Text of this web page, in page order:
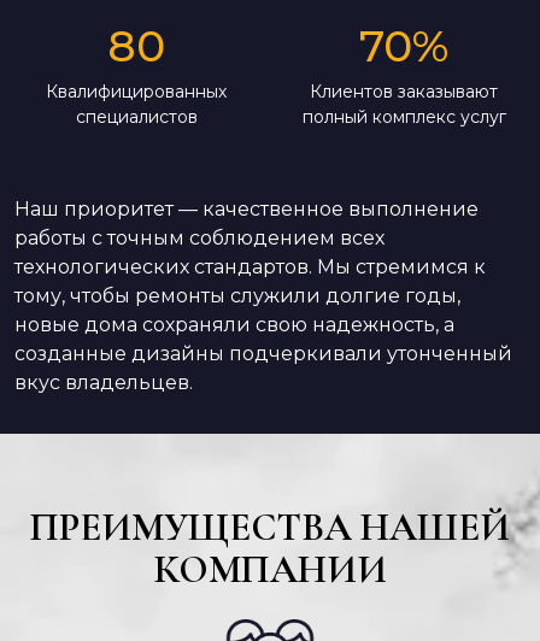
80
Квалифицированных
специалистов
70%
Клиентов заказывают
полный комплекс услуг
Наш приоритет — качественное выполнение
работы с точным соблюдением всех
технологических стандартов. Мы стремимся к
тому, чтобы ремонты служили долгие годы,
новые дома сохраняли свою надежность, а
созданные дизайны подчеркивали утонченный
вкус владельцев.
ПРЕИМУЩЕСТВА НАШЕЙ
КОМПАНИИ